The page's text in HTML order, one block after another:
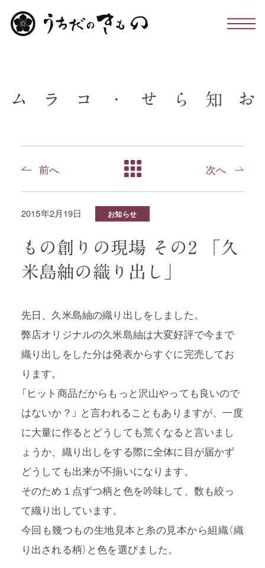
店舗のこと
お知らせ・コラム
プライバシーポリシー
利用規約
お
知
ら
せ
・
コ
ラ
ム
前へ 次へ
2015年2月19日 お知らせ
もの創りの現場 その2 「久
米島紬の織り出し」
先日、久米島紬の織り出しをしました。
弊店オリジナルの久米島紬は大変好評で今まで
織り出しをした分は発表からすぐに完売してお
ります。
「ヒット商品だからもっと沢山やっても良いので
はないか？」 と言われることもありますが、一度
に大量に作るとどうしても荒くなると言いまし
ょうか、織り出しをする際に全体に目が届かず
どうしても出来が不揃いになります。
そのため１点ずつ柄と色を吟味して、数も絞っ
て織り出しています。
今回も幾つもの生地見本と糸の見本から組織（織
り出される柄）と色を選びました。